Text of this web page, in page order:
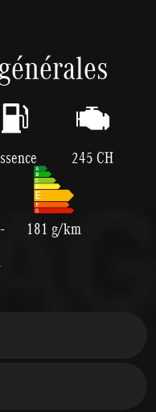
245 CH
181 g/km